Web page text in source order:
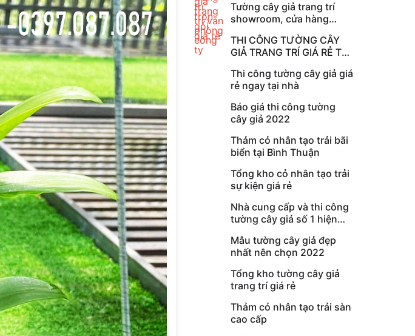
Tường cây giả trang trí
showroom, cửa hàng
trưng bày
THI CÔNG TƯỜNG CÂY
GIẢ TRANG TRÍ GIÁ RẺ TẠI
Thi công tường cây giả giá
rẻ ngay tại nhà
Báo giá thi công tường
cây giả 2022
Thảm cỏ nhân tạo trải bãi
biển tại Bình Thuận
Tổng kho cỏ nhân tạo trải
sự kiện giá rẻ
Nhà cung cấp và thi công
tường cây giả số 1 hiện
Mẫu tường cây giả đẹp
nhất nên chọn 2022
Tổng kho tường cây giả
trang trí giá rẻ
Thảm cỏ nhân tạo trải sàn
cao cấp